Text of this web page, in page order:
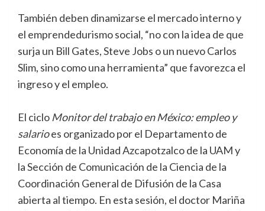
También deben dinamizarse el mercado interno y
el emprendedurismo social, “no con la idea de que
surja un Bill Gates, Steve Jobs o un nuevo Carlos
Slim, sino como una herramienta” que favorezca el
ingreso y el empleo.
El ciclo Monitor del trabajo en México: empleo y
salarioes organizado por el Departamento de
Economía de la Unidad Azcapotzalco de la UAM y
la Sección de Comunicación de la Ciencia de la
Coordinación General de Difusión de la Casa
abierta al tiempo. En esta sesión, el doctor Mariña